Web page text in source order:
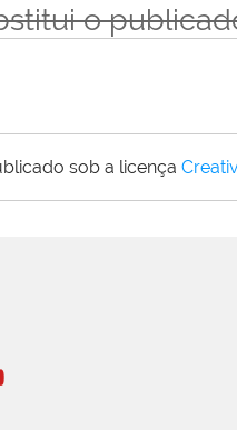
o
sob a licença